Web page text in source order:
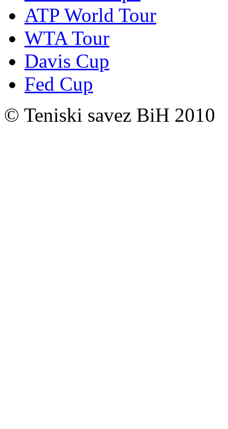
ATP World Tour
WTA Tour
Davis Cup
Fed Cup
© Teniski savez BiH 2010